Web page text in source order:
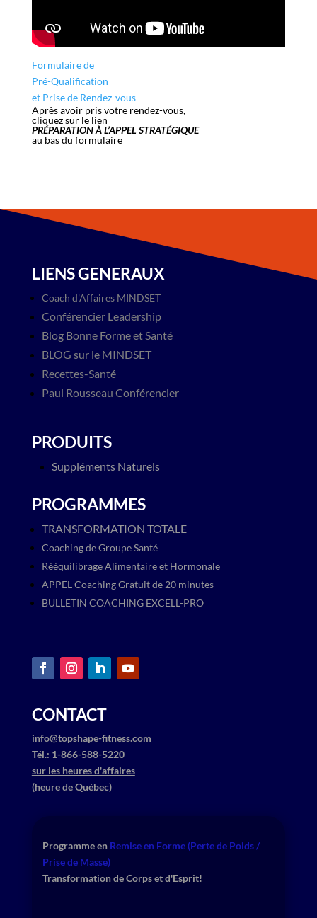
Formulaire de
Pré-Qualification
et Prise de Rendez-vous
Après avoir pris votre rendez-vous,
cliquez sur le lien
PRÉPARATION À L’APPEL STRATÉGIQUE
au bas du formulaire
LIENS GENERAUX
Coach d'Affaires MINDSET
Conférencier Leadership
Blog​ Bonne Forme et Santé
BLOG sur le MINDSET
Recettes-Santé
Paul Rousseau Conférencier
PRODUITS
Suppléments Naturels
PROGRAMMES
TRANSFORMATION TOTALE
Coaching de Groupe Santé
Rééquilibrage Alimentaire et Hormonale
APPEL Coaching Gratuit de 20 minutes
BULLETIN COACHING EXCELL-PRO
CONTACT
info@topshape-fitness.com
​Tél.: ​1-866-588-5220
sur les heures d'affaires
(heure de Québec)
Programme en​ Remise en Forme (Perte de Poids /
Prise de Masse)
Transformation de Corps et d'Esprit!